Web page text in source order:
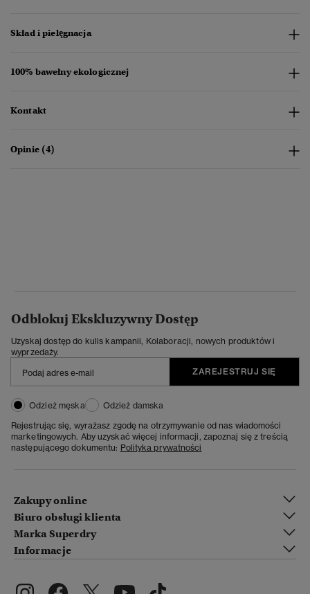
Skład i pielęgnacja
100% bawełny ekologicznej
Kontakt
Opinie (4)
Odblokuj Ekskluzywny Dostęp
Uzyskaj dostęp do kulis kampanii, Kolaboracji, nowych produktów i
wyprzedaży.
ZAREJESTRUJ SIĘ
Odzież męska
Odzież damska
Rejestrując się, wyrażasz zgodę na otrzymywanie od nas wiadomości
marketingowych. Aby uzyskać więcej informacji, zapoznaj się z treścią
następującego dokumentu: Polityka prywatności
Zakupy online
Biuro obsługi klienta
Marka Superdry
Informacje